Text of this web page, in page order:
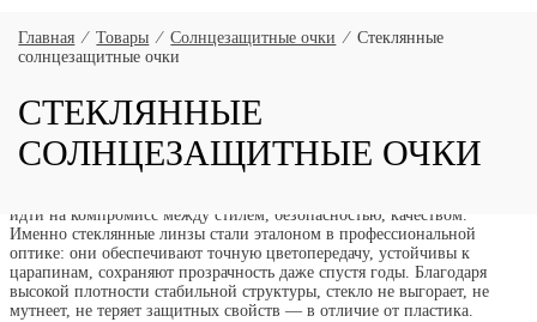
Главная ⁄Товары ⁄Солнцезащитные очки ⁄Стеклянные
солнцезащитные очки
СТЕКЛЯННЫЕ
СОЛНЦЕЗАЩИТНЫЕ ОЧКИ
идти на компромисс между стилем, безопасностью, качеством.
Именно стеклянные линзы стали эталоном в профессиональной
оптике: они обеспечивают точную цветопередачу, устойчивы к
царапинам, сохраняют прозрачность даже спустя годы. Благодаря
высокой плотности стабильной структуры, стекло не выгорает, не
мутнеет, не теряет защитных свойств — в отличие от пластика.